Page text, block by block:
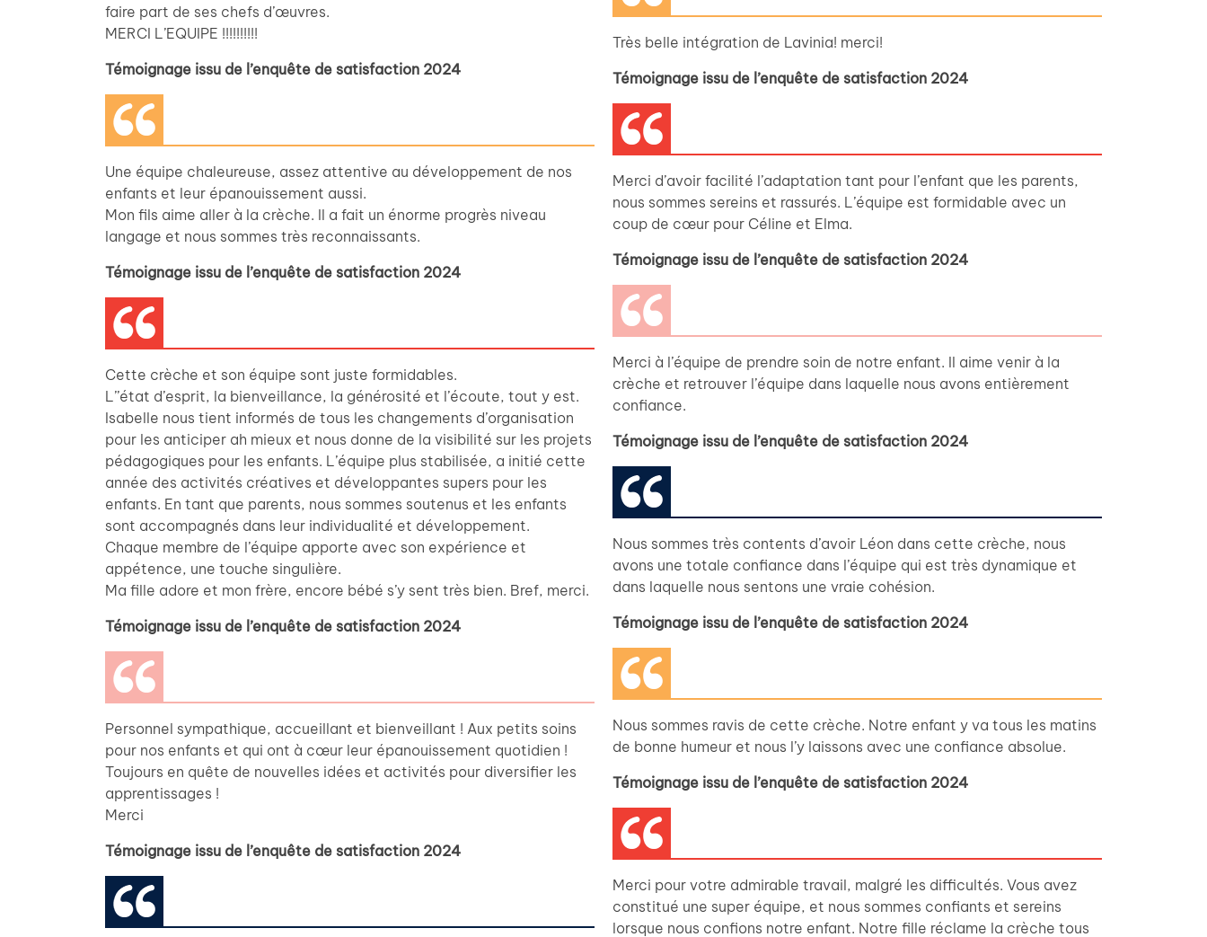
faire part de ses chefs d’œuvres.
MERCI L’EQUIPE !!!!!!!!!!
Témoignage issu de l’enquête de satisfaction 2024
Une équipe chaleureuse, assez attentive au développement de nos
enfants et leur épanouissement aussi.
Mon fils aime aller à la crèche. Il a fait un énorme progrès niveau
langage et nous sommes très reconnaissants.
Témoignage issu de l’enquête de satisfaction 2024
Cette crèche et son équipe sont juste formidables.
L’’état d’esprit, la bienveillance, la générosité et l’écoute, tout y est.
Isabelle nous tient informés de tous les changements d’organisation
pour les anticiper ah mieux et nous donne de la visibilité sur les projets
pédagogiques pour les enfants. L’équipe plus stabilisée, a initié cette
année des activités créatives et développantes supers pour les
enfants. En tant que parents, nous sommes soutenus et les enfants
sont accompagnés dans leur individualité et développement.
Chaque membre de l’équipe apporte avec son expérience et
appétence, une touche singulière.
Ma fille adore et mon frère, encore bébé s’y sent très bien. Bref, merci.
Témoignage issu de l’enquête de satisfaction 2024
Personnel sympathique, accueillant et bienveillant ! Aux petits soins
pour nos enfants et qui ont à cœur leur épanouissement quotidien !
Toujours en quête de nouvelles idées et activités pour diversifier les
apprentissages !
Merci
Témoignage issu de l’enquête de satisfaction 2024
Très belle intégration de Lavinia! merci!
Témoignage issu de l’enquête de satisfaction 2024
Merci d’avoir facilité l’adaptation tant pour l’enfant que les parents,
nous sommes sereins et rassurés. L’équipe est formidable avec un
coup de cœur pour Céline et Elma.
Témoignage issu de l’enquête de satisfaction 2024
Merci à l’équipe de prendre soin de notre enfant. Il aime venir à la
crèche et retrouver l’équipe dans laquelle nous avons entièrement
confiance.
Témoignage issu de l’enquête de satisfaction 2024
Nous sommes très contents d’avoir Léon dans cette crèche, nous
avons une totale confiance dans l’équipe qui est très dynamique et
dans laquelle nous sentons une vraie cohésion.
Témoignage issu de l’enquête de satisfaction 2024
Nous sommes ravis de cette crèche. Notre enfant y va tous les matins
de bonne humeur et nous l’y laissons avec une confiance absolue.
Témoignage issu de l’enquête de satisfaction 2024
Merci pour votre admirable travail, malgré les difficultés. Vous avez
constitué une super équipe, et nous sommes confiants et sereins
lorsque nous confions notre enfant. Notre fille réclame la crèche tous